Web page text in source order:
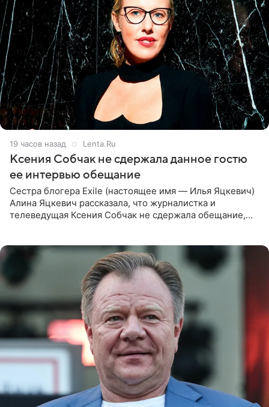
19 часов назад Lenta.Ru
Ксения Собчак не сдержала данное гостю
ее интервью обещание
Сестра блогера Exile (настоящее имя — Илья Яцкевич)
Алина Яцкевич рассказала, что журналистка и
телеведущая Ксения Собчак не сдержала обещание,